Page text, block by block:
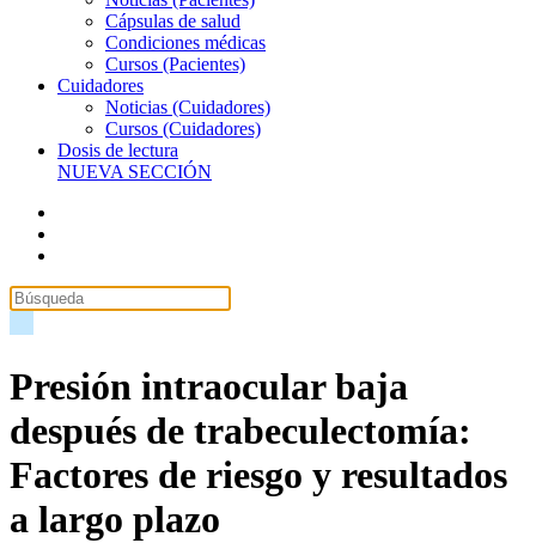
Cápsulas de salud
Condiciones médicas
Cursos (Pacientes)
Cuidadores
Noticias (Cuidadores)
Cursos (Cuidadores)
Dosis de lectura
NUEVA SECCIÓN
Presión intraocular baja
después de trabeculectomía:
Factores de riesgo y resultados
a largo plazo